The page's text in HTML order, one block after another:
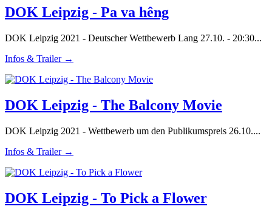
DOK Leipzig - Pa va hêng
DOK Leipzig 2021 - Deutscher Wettbewerb Lang 27.10. - 20:30...
Infos & Trailer →
DOK Leipzig - The Balcony Movie
DOK Leipzig 2021 - Wettbewerb um den Publikumspreis 26.10....
Infos & Trailer →
DOK Leipzig - To Pick a Flower